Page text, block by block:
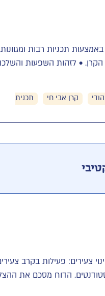
בישראל באמצעות תכניות רבות
• לזהות השפעות
קרן אבי חי
תכנית
פעילות בקרב צעירים
הדוח מסכם את